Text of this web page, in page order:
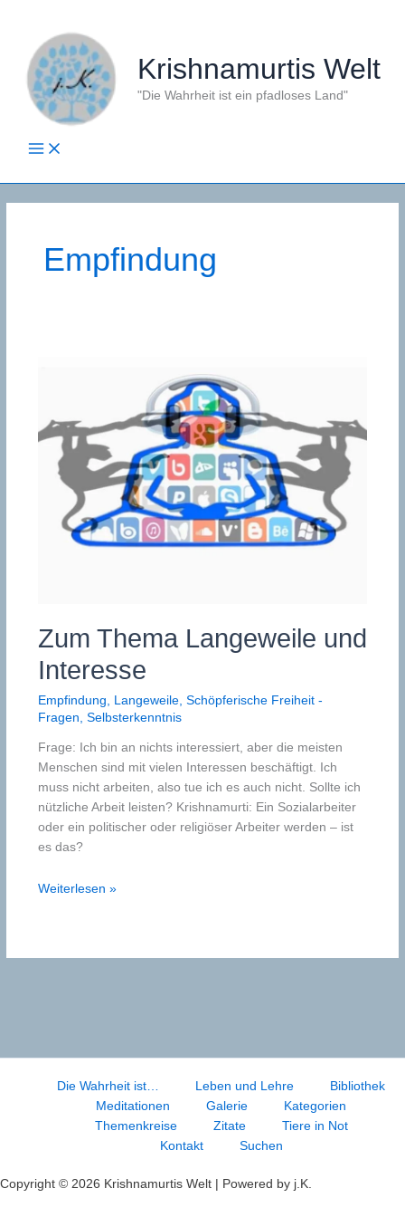
springen
Krishnamurtis Welt
"Die Wahrheit ist ein pfadloses Land"
Empfindung
Zum Thema Langeweile und
Interesse
Empfindung Langeweile, Schöpferische Freiheit -
Fragen Selbsterkenntnis
Frage: Ich bin an nichts interessiert, aber die meisten
Menschen sind mit vielen Interessen beschäftigt. Ich
muss nicht arbeiten, also tue ich es auch nicht. Sollte ich
nützliche Arbeit leisten? Krishnamurti: Ein Sozialarbeiter
oder ein politischer oder religiöser Arbeiter werden – ist
es das?
Zum
Weiterlesen »
Die Wahrheit ist… Leben und Lehre
Bibliothek
Meditationen
Galerie
Kategorien
Themenkreise
Zitate
Tiere in Not
Kontakt
Suchen
Copyright © 2026 Krishnamurtis Welt | Powered by j.K.